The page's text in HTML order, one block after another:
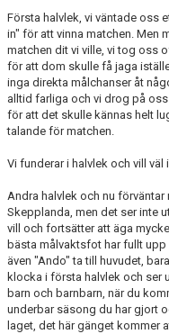
TABELL & RESULTAT
Första halvlek, vi väntade oss
in" för att vinna matchen. Men
matchen dit vi ville, vi tog oss
för att dom skulle få jaga
inga direkta målchanser åt
alltid farliga och vi drog på
för att det skulle kännas helt
talande för matchen.
Vi funderar i halvlek och vill
Andra halvlek och nu
Skepplanda, men det ser inte
vill och fortsätter att äga
bästa målvaktsfot har fullt
även "Ando" ta till huvudet,
klocka i första halvlek och ser
barn och barnbarn, när du
underbar säsong du har gjort
laget, det här gänget kommer